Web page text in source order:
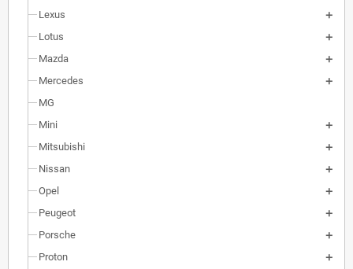
Lexus
Lotus
Mazda
Mercedes
MG
Mini
Mitsubishi
Nissan
Opel
Peugeot
Porsche
Proton